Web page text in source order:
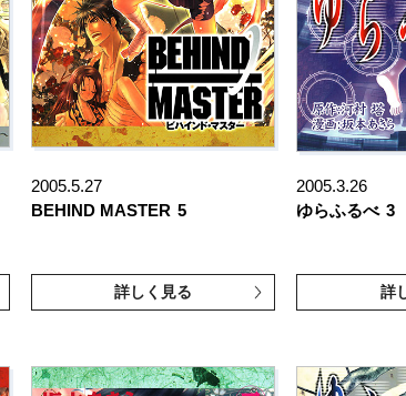
2005.5.27
BEHIND MASTER 5
詳しく見る
2005.3.26
ゆらふるべ 3
詳